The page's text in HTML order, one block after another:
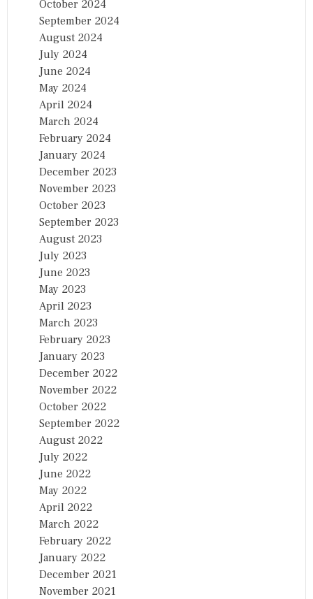
October 2024
September 2024
August 2024
July 2024
June 2024
May 2024
April 2024
March 2024
February 2024
January 2024
December 2023
November 2023
October 2023
September 2023
August 2023
July 2023
June 2023
May 2023
April 2023
March 2023
February 2023
January 2023
December 2022
November 2022
October 2022
September 2022
August 2022
July 2022
June 2022
May 2022
April 2022
March 2022
February 2022
January 2022
December 2021
November 2021